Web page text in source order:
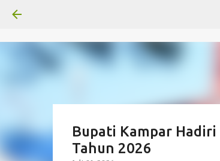
Bupati Kampar
Tahun 2026